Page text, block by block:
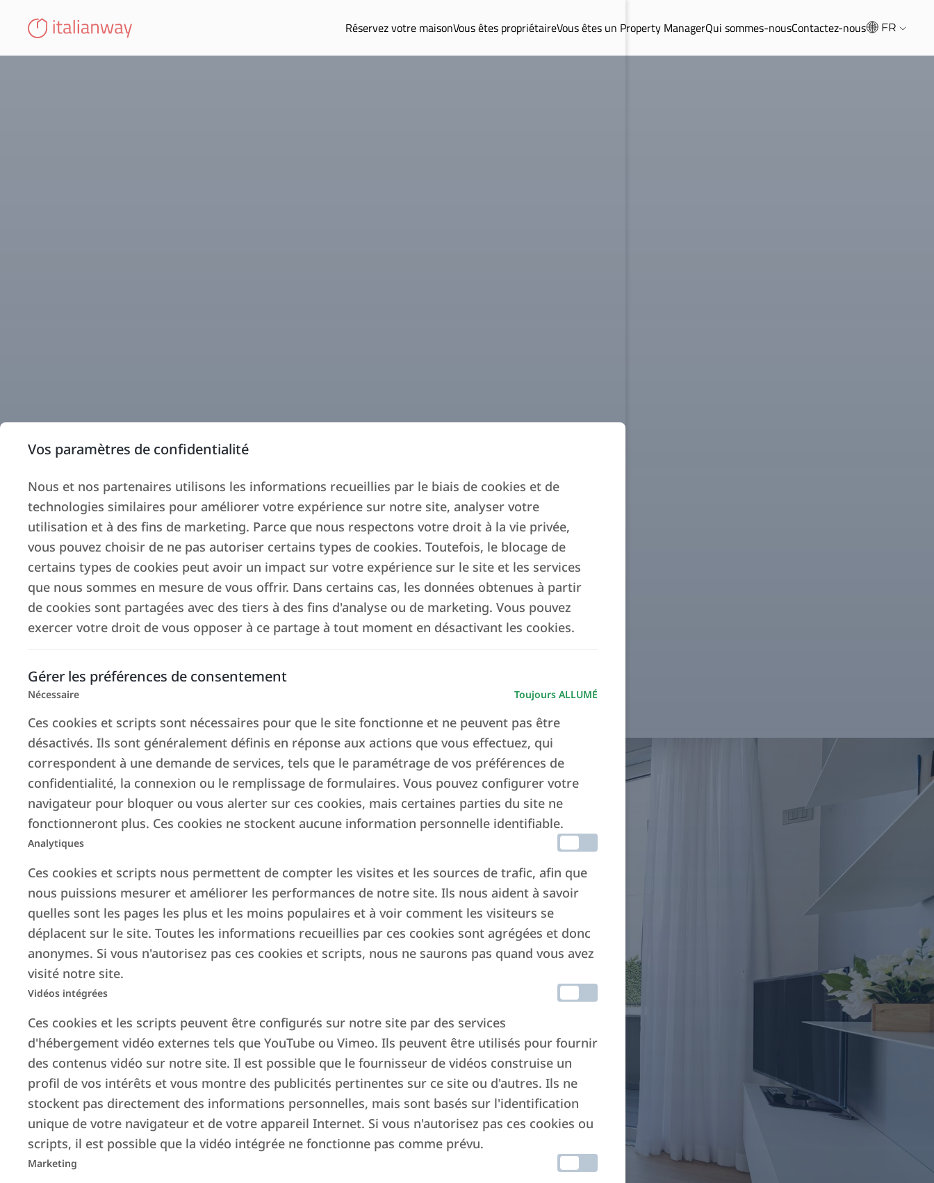
Réservez votre maisonVous êtes propriétaireVous êtes un Property ManagerQui sommes-nousContactez-nous FR
Vos paramètres de confidentialité
Nous et nos partenaires utilisons les informations recueillies par le biais de cookies et de
technologies similaires pour améliorer votre expérience sur notre site, analyser votre
utilisation et à des fins de marketing. Parce que nous respectons votre droit à la vie privée,
vous pouvez choisir de ne pas autoriser certains types de cookies. Toutefois, le blocage de
certains types de cookies peut avoir un impact sur votre expérience sur le site et les services
que nous sommes en mesure de vous offrir. Dans certains cas, les données obtenues à partir
de cookies sont partagées avec des tiers à des fins d'analyse ou de marketing. Vous pouvez
exercer votre droit de vous opposer à ce partage à tout moment en désactivant les cookies.
Gérer les préférences de consentement
Nécessaire Toujours ALLUMÉ
Ces cookies et scripts sont nécessaires pour que le site fonctionne et ne peuvent pas être
désactivés. Ils sont généralement définis en réponse aux actions que vous effectuez, qui
correspondent à une demande de services, tels que le paramétrage de vos préférences de
confidentialité, la connexion ou le remplissage de formulaires. Vous pouvez configurer votre
navigateur pour bloquer ou vous alerter sur ces cookies, mais certaines parties du site ne
fonctionneront plus. Ces cookies ne stockent aucune information personnelle identifiable.
Analytiques
Ces cookies et scripts nous permettent de compter les visites et les sources de trafic, afin que
nous puissions mesurer et améliorer les performances de notre site. Ils nous aident à savoir
quelles sont les pages les plus et les moins populaires et à voir comment les visiteurs se
déplacent sur le site. Toutes les informations recueillies par ces cookies sont agrégées et donc
anonymes. Si vous n'autorisez pas ces cookies et scripts, nous ne saurons pas quand vous avez
visité notre site.
Vidéos intégrées
Ces cookies et les scripts peuvent être configurés sur notre site par des services
d'hébergement vidéo externes tels que YouTube ou Vimeo. Ils peuvent être utilisés pour fournir
des contenus vidéo sur notre site. Il est possible que le fournisseur de vidéos construise un
profil de vos intérêts et vous montre des publicités pertinentes sur ce site ou d'autres. Ils ne
stockent pas directement des informations personnelles, mais sont basés sur l'identification
unique de votre navigateur et de votre appareil Internet. Si vous n'autorisez pas ces cookies ou
scripts, il est possible que la vidéo intégrée ne fonctionne pas comme prévu.
Marketing